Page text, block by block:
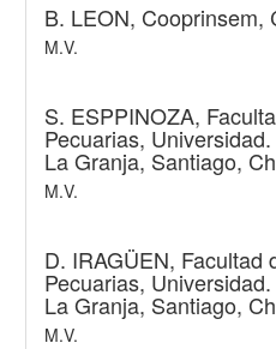
B. LEON, Cooprinsem,
M.V.
S. ESPPINOZA,
Pecuarias,
La Granja, Santiago,
M.V.
D. IRAGÜEN, Facultad
Pecuarias,
La Granja, Santiago,
M.V.